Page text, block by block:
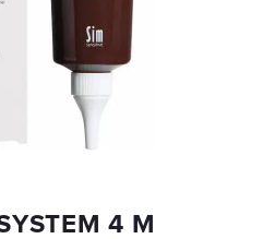
249 kr 209 kr
I VARUKORGEN
4 M